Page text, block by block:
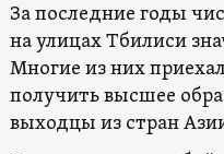
За последние годы
на улицах Тбилиси
Многие из них
получить высшее
выходцы из стран